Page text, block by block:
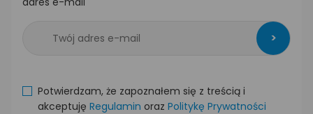
>
Potwierdzam, że zapoznałem się z treścią i
akceptuję Regulamin oraz Politykę Prywatności